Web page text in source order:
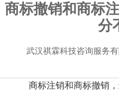
商标撤销和商标
分
武汉祺霖科技咨询服务有
商标注销和商标撤销